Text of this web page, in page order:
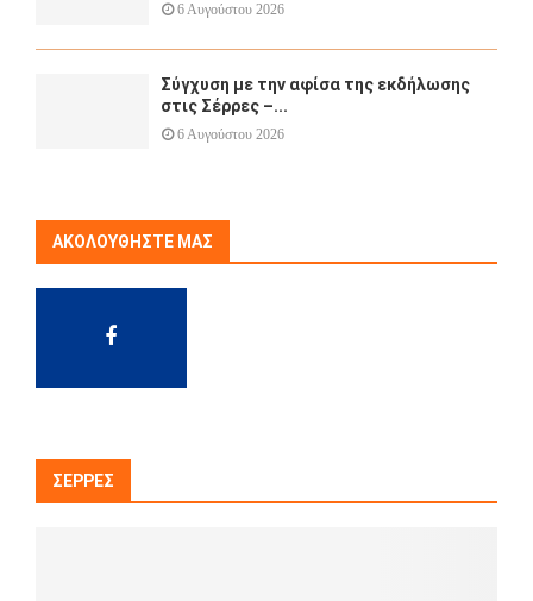
6 Αυγούστου 2026
Σύγχυση με την αφίσα της εκδήλωσης
στις Σέρρες –...
6 Αυγούστου 2026
ΑΚΟΛΟΥΘΉΣΤΕ ΜΑΣ
ΣΈΡΡΕΣ